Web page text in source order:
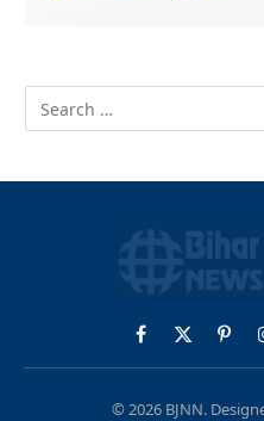
Facebook
X
(Twitter)
© 2026 BJNN.